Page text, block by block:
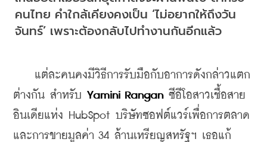
คนไทย คำใกล้เคียงคงเป็น ‘ไม่อยากให้ถึงวัน
จันทร์’ เพราะต้องกลับไปทำงานกันอีกแล้ว
แต่ละคนคงมีวิธีการรับมือกับอาการดังกล่าวแตก
ต่างกัน สำหรับ Yamini Rangan ซีอีโอสาวเชื้อสาย
อินเดียแห่ง HubSpot บริษัทซอฟต์แวร์เพื่อการตลาด
และการขายมูลค่า 34 ล้านเหรียญสหรัฐฯ เธอแก้